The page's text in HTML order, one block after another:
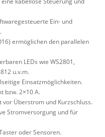
Ein- und
ermöglichen den parallelen
LEDs wie WS2801,
u.v.m.
Einsatzmöglichkeiten.
bzw. 2×10 A.
Überstrom und Kurzschluss.
Stromversorgung und für
oder Sensoren.